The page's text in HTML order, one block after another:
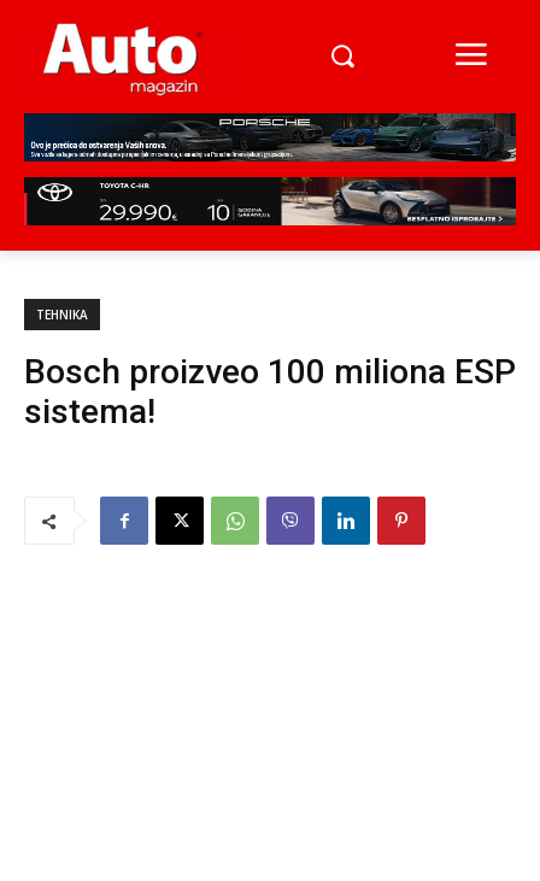
TEHNIKA
Bosch proizveo 100 miliona ESP
sistema!